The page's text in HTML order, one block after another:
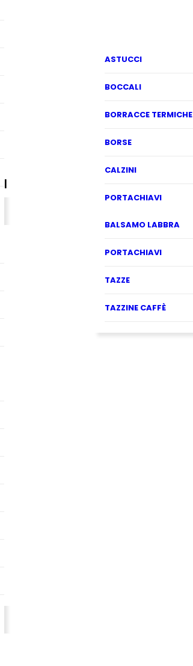
ASTUCCI
BOCCALI
BORRACCE TERMICHE
BORSE
CALZINI
PORTACHIAVI
BALSAMO LABBRA
PORTACHIAVI
TAZZE
TAZZINE CAFFÈ